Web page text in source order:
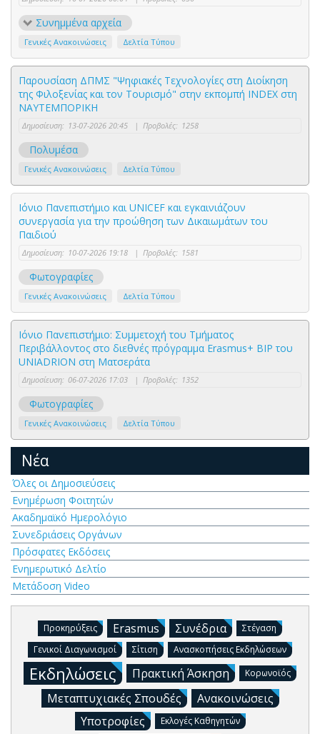
Συνημμένα αρχεία
Γενικές Ανακοινώσεις Δελτία Τύπου
Παρουσίαση ΔΠΜΣ "Ψηφιακές Τεχνολογίες στη Διοίκηση
της Φιλοξενίας και τον Τουρισμό" στην εκπομπή INDEX στη
ΝΑΥΤΕΜΠΟΡΙΚΗ
Δημοσίευση: 13-07-2026 20:45 | Προβολές: 1258
Πολυμέσα
Γενικές Ανακοινώσεις Δελτία Τύπου
Ιόνιο Πανεπιστήμιο και UNICEF και εγκαινιάζουν
συνεργασία για την προώθηση των Δικαιωμάτων του
Παιδιού
Δημοσίευση: 10-07-2026 19:18 | Προβολές: 1581
Φωτογραφίες
Γενικές Ανακοινώσεις Δελτία Τύπου
Ιόνιο Πανεπιστήμιο: Συμμετοχή του Τμήματος
Περιβάλλοντος στο διεθνές πρόγραμμα Erasmus+ BIP του
UNIADRION στη Ματσεράτα
Δημοσίευση: 06-07-2026 17:03 | Προβολές: 1352
Φωτογραφίες
Γενικές Ανακοινώσεις Δελτία Τύπου
Νέα
Όλες οι Δημοσιεύσεις
Ενημέρωση Φοιτητών
Ακαδημαϊκό Ημερολόγιο
Συνεδριάσεις Οργάνων
Πρόσφατες Εκδόσεις
Ενημερωτικό Δελτίο
Μετάδοση Video
Προκηρύξεις Erasmus Συνέδρια
Στέγαση
Γενικοί Διαγωνισμοί
Σίτιση Ανασκοπήσεις Εκδηλώσεων
Εκδηλώσεις Πρακτική Άσκηση Κορωνοϊός
Μεταπτυχιακές Σπουδές
Ανακοινώσεις
Υποτροφίες
Εκλογές Καθηγητών